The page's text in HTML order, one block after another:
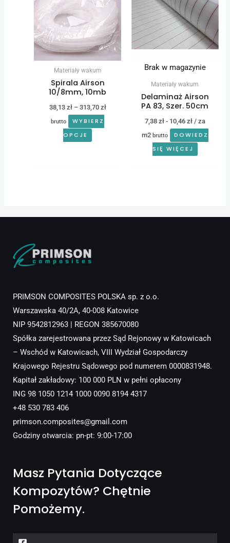
Materiały wakum
Spirala Airson
10/8mm, 10mb
38,13 zł – 313,70 zł
38,13 zł
313,70 zł
brutto
WYBIERZ
OPCJE
ma
wiele
wariantów.
Opcje
można
na
stronie
produktu
Brak w magazynie
Materiały wakum
Delaminaż Airson
PA 83, Szer. 50cm
7,38 zł- 10,46 zł/ za
m2 brutto
DOWIEDZ
SIĘ WIĘCEJ
PRIMSON COMPOSITES POLSKA sp. z o.o.
Warszawska 40/2A, 40-008 Katowice
NIP 9542812963 | REGON 385670080
Spółka zarejestrowana przez Sąd Rejonowy w Katowicach
– Wschód w Katowicach, VIII Wydział Gospodarczy
Krajowego Rejestru Sądowego pod numerem 0000831948.
Kapitał zakładowy: 100 000 PLN w pełni opłacony
ING 98 1050 1214 1000 0090 8194 4317
+48 530 783 406
primson.composites@gmail.com
Godziny otwarcia: pn-pt: 9:00-17:00
Masz Pytania Dotyczące
Kompozytów? Chętnie
Pomożemy.